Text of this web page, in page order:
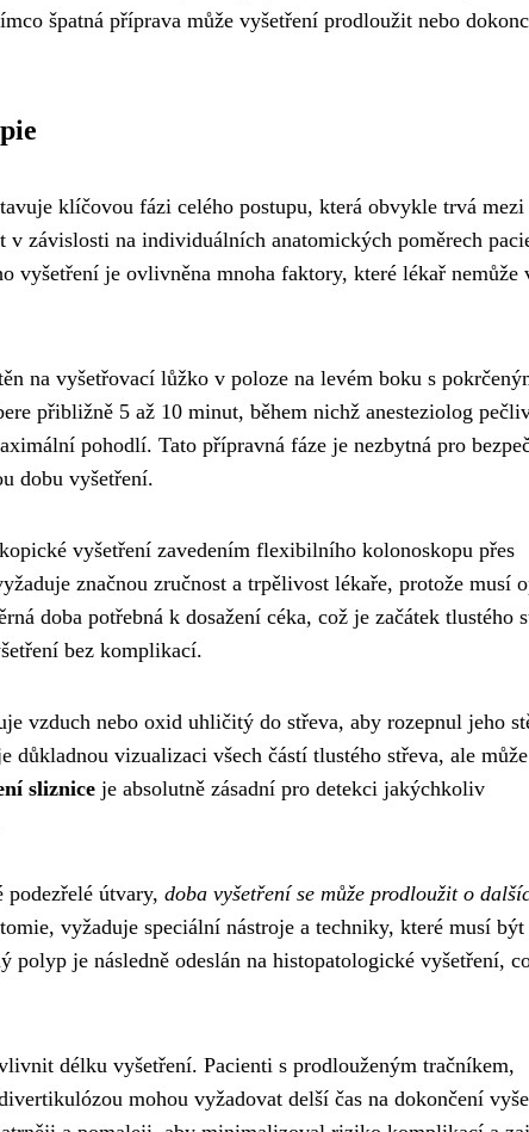
špatná příprava může vyšetření prodloužit nebo
klíčovou fázi celého postupu, která obvykle trvá mezi
závislosti na individuálních anatomických poměrech
vyšetření je ovlivněna mnoha faktory, které lékař nemůže
na vyšetřovací lůžko v poloze na levém boku s
přibližně 5 až 10 minut, během nichž anesteziolog
pohodlí. Tato přípravná fáze je nezbytná pro
dobu vyšetření.
vyšetření zavedením flexibilního kolonoskopu přes
značnou zručnost a trpělivost lékaře, protože musí
doba potřebná k dosažení céka, což je začátek tlustého
bez komplikací.
vzduch nebo oxid uhličitý do střeva, aby rozepnul jeho
vizualizaci všech částí tlustého střeva, ale
sliznice je absolutně zásadní pro detekci jakýchkoliv
útvary, doba vyšetření se může prodloužit o
vyžaduje speciální nástroje a techniky, které musí být
je následně odeslán na histopatologické vyšetření,
délku vyšetření. Pacienti s prodlouženým tračníkem,
mohou vyžadovat delší čas na dokončení